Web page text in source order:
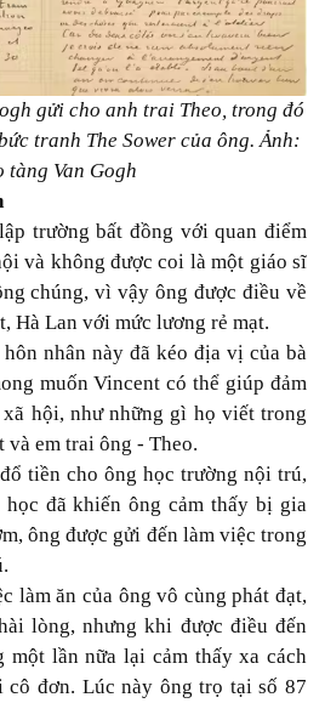
gửi cho anh trai Theo, trong đó
tranh The Sower của ông. Ảnh:
tàng Van Gogh
trường bất đồng với quan điểm
và không được coi là một giáo sĩ
chúng, vì vậy ông được điều về
Hà Lan với mức lương rẻ mạt.
nhân này đã kéo địa vị của bà
muốn Vincent có thể giúp đảm
hội, như những gì họ viết trong
em trai ông - Theo.
tiền cho ông học trường nội trú,
đã khiến ông cảm thấy bị gia
ông được gửi đến làm việc trong
làm ăn của ông vô cùng phát đạt,
lòng, nhưng khi được điều đến
một lần nữa lại cảm thấy xa cách
đơn. Lúc này ông trọ tại số 87